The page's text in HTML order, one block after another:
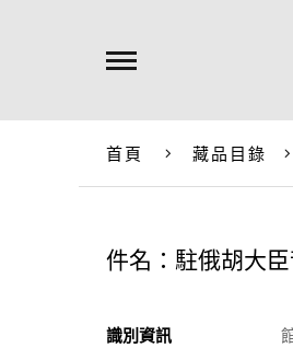
首頁 藏品目錄
件名：駐俄胡大
識別資訊